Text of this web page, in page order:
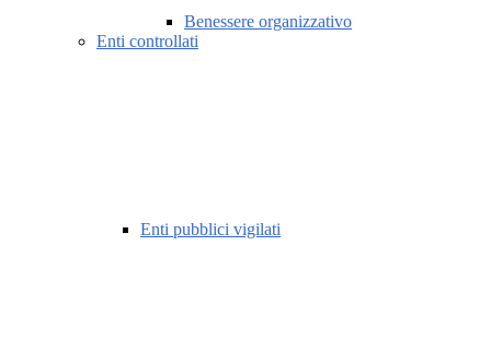
Benessere organizzativo
Enti controllati
Enti pubblici vigilati